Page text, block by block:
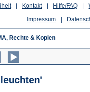
Hilfe/FAQ
Kontakt
Impressum
Rechte & Kopien